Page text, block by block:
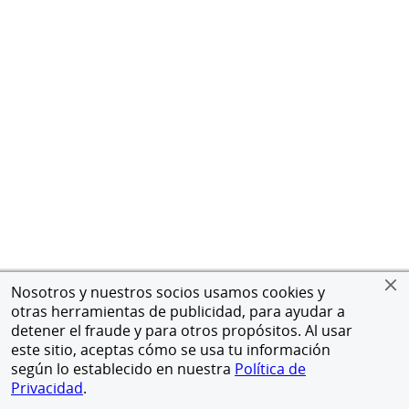
Nosotros y nuestros socios usamos cookies y
otras herramientas de publicidad, para ayudar a
detener el fraude y para otros propósitos. Al usar
este sitio, aceptas cómo se usa tu información
según lo establecido en nuestra Política de
Privacidad.